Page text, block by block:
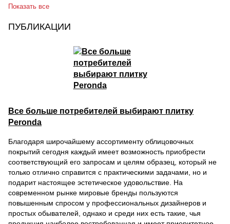
Показать все
ПУБЛИКАЦИИ
Все больше потребителей выбирают плитку
Peronda
Благодаря широчайшему ассортименту облицовочных
покрытий сегодня каждый имеет возможность приобрести
соответствующий его запросам и целям образец, который не
только отлично справится с практическими задачами, но и
подарит настоящее эстетическое удовольствие. На
современном рынке мировые бренды пользуются
повышенным спросом у профессиональных дизайнеров и
простых обывателей, однако и среди них есть такие, чья